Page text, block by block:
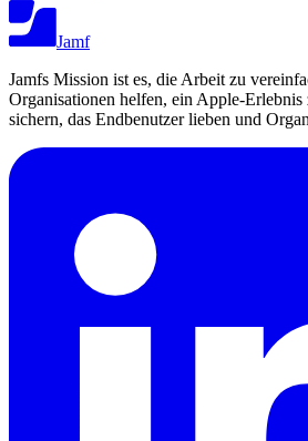
Jamf
Jamfs Mission ist es, die Arbeit zu
Organisationen helfen, ein Apple-
sichern, das Endbenutzer lieben und